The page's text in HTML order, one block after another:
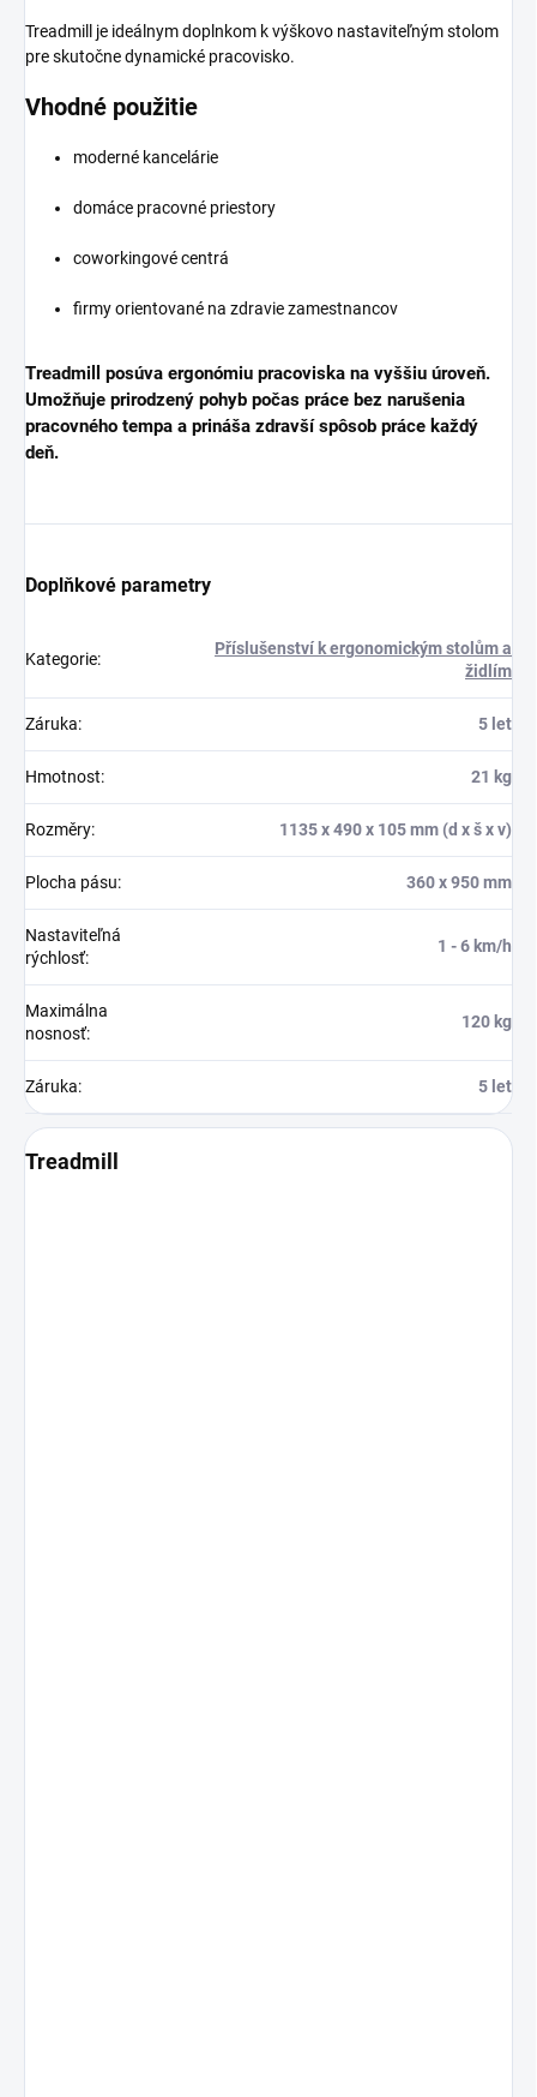
Treadmill je ideálnym doplnkom k výškovo nastaviteľným stolom
pre skutočne dynamické pracovisko.
Vhodné použitie
moderné kancelárie
domáce pracovné priestory
coworkingové centrá
firmy orientované na zdravie zamestnancov
Treadmill posúva ergonómiu pracoviska na vyššiu úroveň.
Umožňuje prirodzený pohyb počas práce bez narušenia
pracovného tempa a prináša zdravší spôsob práce každý
deň.
Doplňkové parametry
Kategorie:
Příslušenství k ergonomickým stolům a
židlím
Záruka: 5 let
Hmotnost: 21 kg
Rozměry: 1135 x 490 x 105 mm (d x š x v)
Plocha pásu: 360 x 950 mm
Nastaviteľná
rýchlosť:
1 - 6 km/h
Maximálna
nosnosť:
120 kg
Záruka: 5 let
Treadmill